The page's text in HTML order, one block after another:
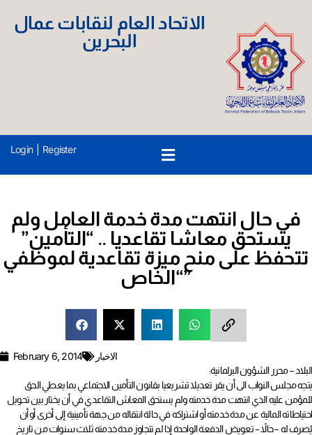
الاتحاد العام لنقابات عمال
البحرين
Login Register
في حال انتهت مدة خدمة العامل ولم
يستحق معاشا تقاعديا .. “التأمين”
تتحفظ على منح ميزة تقاعدية لموظفي
“الخاص”
February 6, 2014 الاخبار
البلاد – محرر الشؤون البرلمانية:
يتجه مجلس النواب الى أن يقر تعديلا تشريعيا بقانون التأمين الاجتماعي بما يعطي الحق
للمؤمن عليه الذي انتهت مدة خدمته ولم يستحق المعاش التقاعدي في أن يختار بين تحويل
احتياطاته المالية عن مدة خدمته أو اشتراكه في حالة انتقاله من جهة تأمينية إلى أخرى أو أن
يُصرف له – حالاً – تعويض الدفعة الواحدة إذا لم تتجاوز مدة خدمته ثلاث سنوات من تاريخ